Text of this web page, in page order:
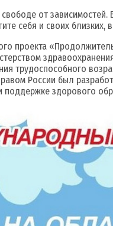
от
себя и своих
проекта
трудоспособного
России был
здорового